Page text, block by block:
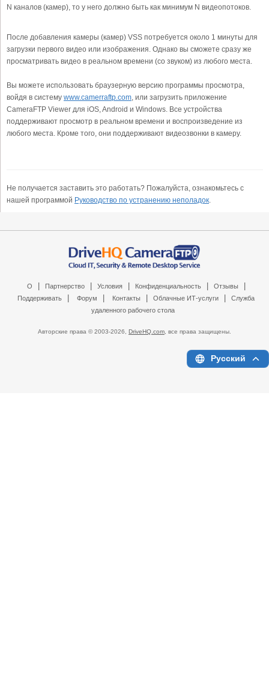
N каналов (камер), то у него должно быть как минимум N видеопотоков.
После добавления камеры (камер) VSS потребуется около 1 минуты для
загрузки первого видео или изображения. Однако вы сможете сразу же
просматривать видео в реальном времени (со звуком) из любого места.
Вы можете использовать браузерную версию программы просмотра,
войдя в систему www.camerraftp.com, или загрузить приложение
CameraFTP Viewer для iOS, Android и Windows. Все устройства
поддерживают просмотр в реальном времени и воспроизведение из
любого места. Кроме того, они поддерживают видеозвонки в камеру.
Не получается заставить это работать? Пожалуйста, ознакомьтесь с
нашей программой Руководство по устранению неполадок.
О Партнерство Условия Конфиденциальность Отзывы
Поддерживать Форум Контакты Облачные ИТ-услуги
Служба
удаленного рабочего стола
Авторские права © 2003-2026, DriveHQ.com , все права защищены.
Русский